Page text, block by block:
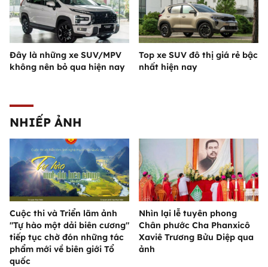
Đây là những xe SUV/MPV
không nên bỏ qua hiện nay
Top xe SUV đô thị giá rẻ bậc
nhất hiện nay
NHIẾP ẢNH
Cuộc thi và Triển lãm ảnh
"Tự hào một dải biên cương"
tiếp tục chờ đón những tác
phẩm mới về biên giới Tổ
quốc
Nhìn lại lễ tuyên phong
Chân phước Cha Phanxicô
Xaviê Trương Bửu Diệp qua
ảnh